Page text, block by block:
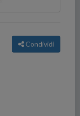
Condividi